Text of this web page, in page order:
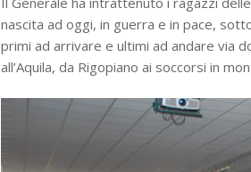
nascita ad oggi, in guerra e in pace,
primi ad arrivare e ultimi ad andare via
all’Aquila, da Rigopiano ai soccorsi in